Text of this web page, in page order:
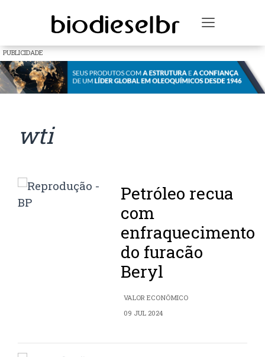
Toggle
PUBLICIDADE
wti
Petróleo recua
com
enfraquecimento
do furacão
Beryl
VALOR ECONÔMICO
09 JUL 2024